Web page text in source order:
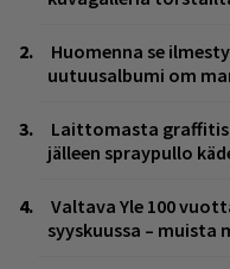
Huomenna se
uutuusalbumi om
Laittomasta
jälleen spraypullo
Valtava Yle 100
syyskuussa –